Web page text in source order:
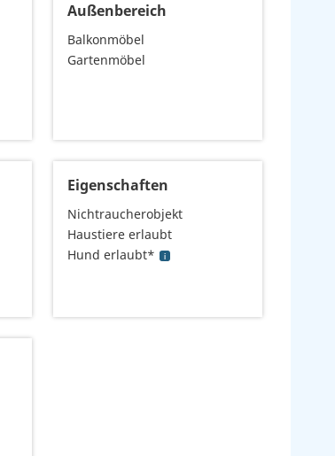
Außenbereich
Balkonmöbel
Gartenmöbel
Eigenschaften
Nichtraucherobjekt
Haustiere erlaubt
Hund erlaubt*